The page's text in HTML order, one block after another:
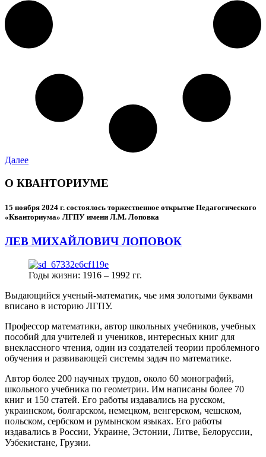
Далее
О КВАНТОРИУМЕ
15 ноября 2024 г. состоялось торжественное открытие Педагогического
«Кванториума» ЛГПУ имени Л.М. Лоповка
ЛЕВ МИХАЙЛОВИЧ ЛОПОВОК
Годы жизни: 1916 – 1992 гг.
Выдающийся ученый-математик, чье имя золотыми буквами
вписано в историю ЛГПУ.
Профессор математики, автор школьных учебников, учебных
пособий для учителей и учеников, интересных книг для
внеклассного чтения, один из создателей теории проблемного
обучения и развивающей системы задач по математике.
Автор более 200 научных трудов, около 60 монографий,
школьного учебника по геометрии. Им написаны более 70
книг и 150 статей. Его работы издавались на русском,
украинском, болгарском, немецком, венгерском, чешском,
польском, сербском и румынском языках. Его работы
издавались в России, Украине, Эстонии, Литве, Белоруссии,
Узбекистане, Грузии.